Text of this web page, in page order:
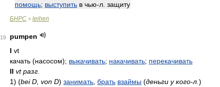
помощь; выступить в чью-л. защиту
БНРС > leihen
19
pumpen
I vt
качать (насосом); выкачивать; накачивать; перекачивать
II vt разг.
1) (bei D, von D) занимать брать взаймы (деньги у кого-л. )